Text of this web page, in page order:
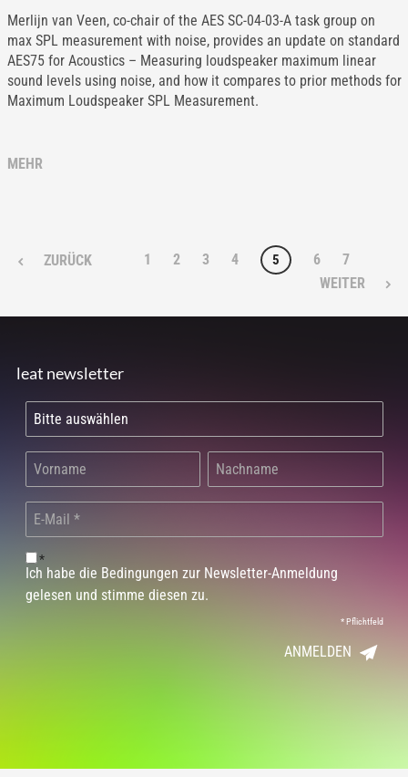
Merlijn van Veen, co-chair of the AES SC-04-03-A task group on
max SPL measurement with noise, provides an update on standard
AES75 for Acoustics – Measuring loudspeaker maximum linear
sound levels using noise, and how it compares to prior methods for
Maximum Loudspeaker SPL Measurement.
MEHR
ZURÜCK 1 2 3 4 5 6
7
WEITER
leat newsletter
*
Ich habe die Bedingungen zur Newsletter-Anmeldung
gelesen und stimme diesen zu.
*Pflichtfeld
ANMELDEN